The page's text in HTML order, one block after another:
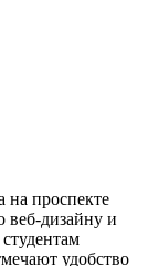
на проспекте
веб-дизайну и
удобство